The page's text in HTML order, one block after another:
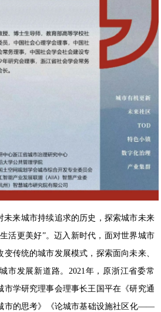
未来城市持续追求的历史，探索城市未来
活更美好”。迈入新时代，面对世界城市
传统的城市发展模式，探索面向未来、
市发展新道路。2021年，原浙江省委常
市学研究理事会理事长王国平在《研究通
市的思考》《论城市基础设施社区化——